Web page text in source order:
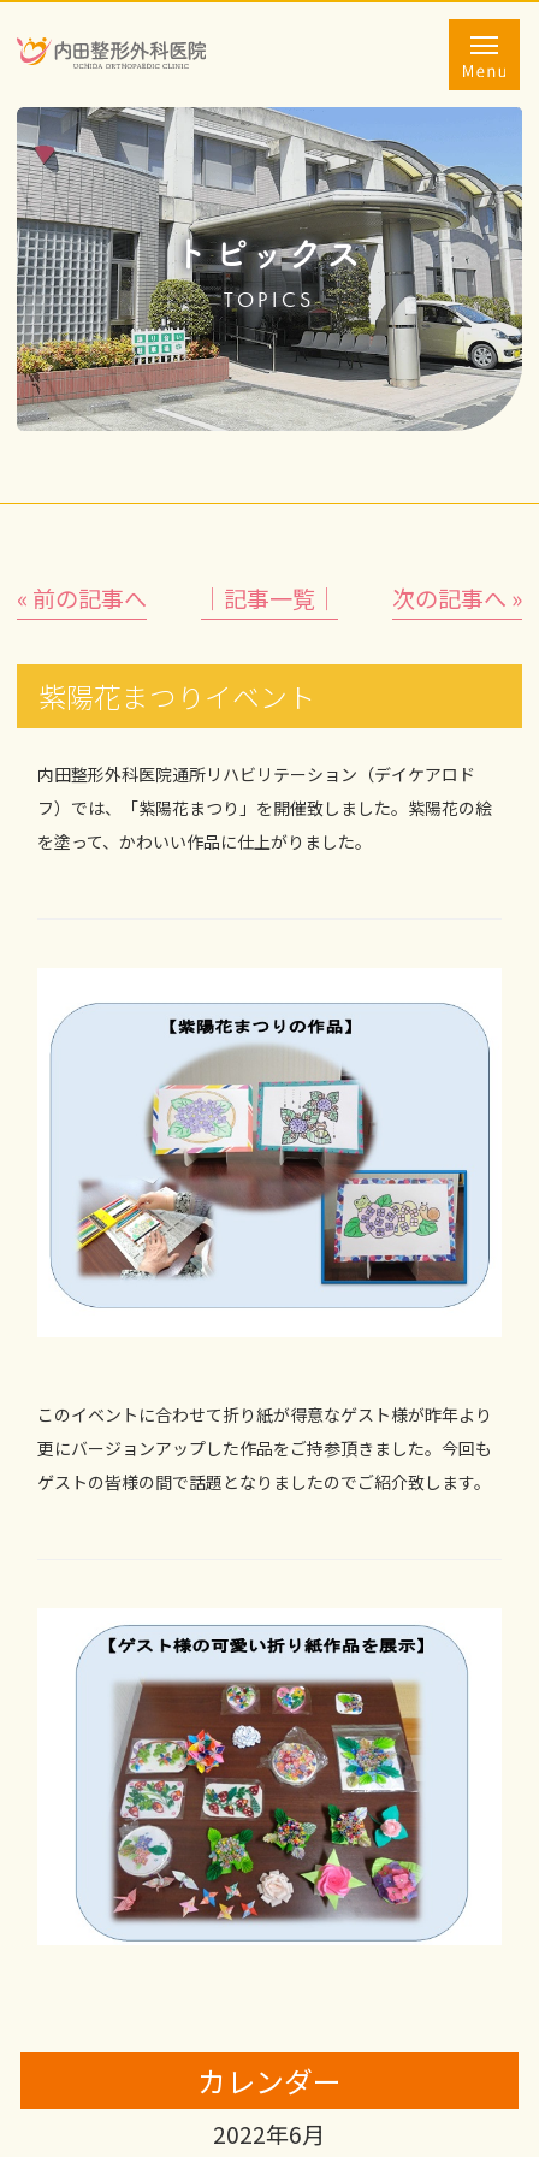
トピックス
TOPICS
« 前の記事へ │記事一覧│ 次の記事へ »
紫陽花まつりイベント
内田整形外科医院通所リハビリテーション（デイケアロド
フ）では、「紫陽花まつり」を開催致しました。紫陽花の絵
を塗って、かわいい作品に仕上がりました。
このイベントに合わせて折り紙が得意なゲスト様が昨年より
更にバージョンアップした作品をご持参頂きました。今回も
ゲストの皆様の間で話題となりましたのでご紹介致します。
カレンダー
2022年6月